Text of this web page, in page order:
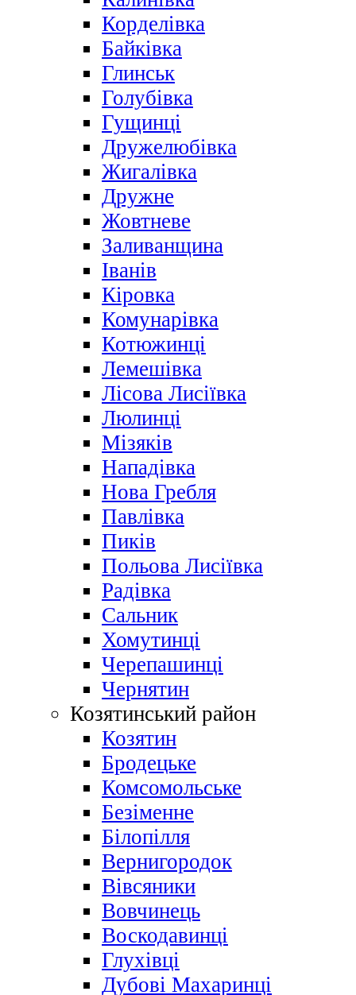
Корделівка
Байківка
Глинськ
Голубівка
Гущинці
Дружелюбівка
Жигалівка
Дружне
Жовтневе
Заливанщина
Іванів
Кіровка
Комунарівка
Котюжинці
Лемешівка
Лісова Лисіївка
Люлинці
Мізяків
Нападівка
Нова Гребля
Павлівка
Пиків
Польова Лисіївка
Радівка
Сальник
Хомутинці
Черепашинці
Чернятин
Козятинський район
Козятин
Бродецьке
Комсомольське
Безіменне
Білопілля
Вернигородок
Вівсяники
Вовчинець
Воскодавинці
Глухівці
Дубові Махаринці